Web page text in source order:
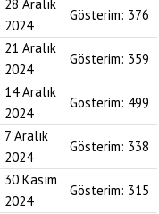
28 Aralık
2024
Gösterim: 376
21 Aralık
2024
Gösterim: 359
14 Aralık
2024
Gösterim: 499
7 Aralık
2024
Gösterim: 338
30 Kasım
2024
Gösterim: 315